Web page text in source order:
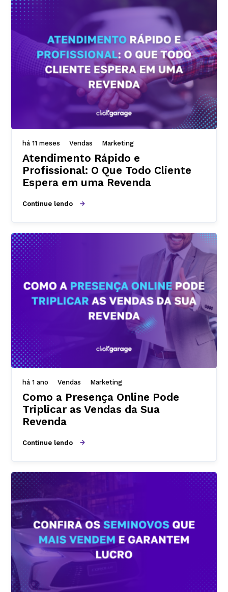
há 11 meses Vendas Marketing
Atendimento Rápido e
Profissional: O Que Todo Cliente
Espera em uma Revenda
Continue lendo
há 1 ano Vendas Marketing
Como a Presença Online Pode
Triplicar as Vendas da Sua
Revenda
Continue lendo